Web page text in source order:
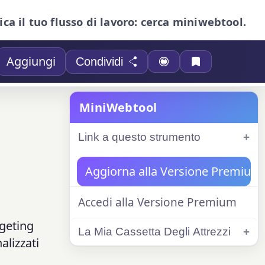
il tuo flusso di lavoro: cerca miniwebtool.
Aggiungi Condividi
MiniWebtool
Link a questo strumento
Aggiorna alla Versione Premium
Accedi alla Versione Premium
La Mia Cassetta Degli Attrezzi